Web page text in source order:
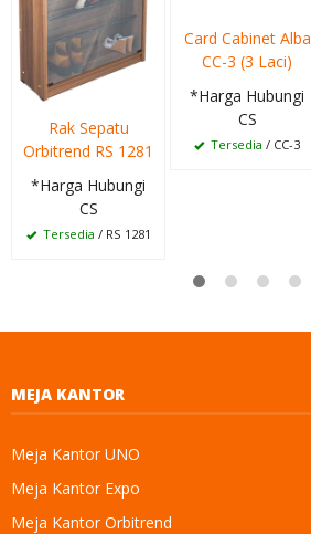
Rak Sepatu
Orbitrend RS 1281
*Harga Hubungi
CS
Tersedia / RS 1281
Card Cabinet Alba
CC-3 (3 Laci)
*Harga Hubungi
CS
Tersedia / CC-3
MEJA KANTOR
Meja Kantor UNO
Meja Kantor Expo
Meja Kantor Orbitrend